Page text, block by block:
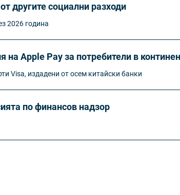
другите социални разходи
2026 година
Apple Pay за потребители в
Visa, издадени от осем китайски банки
по финансов надзор